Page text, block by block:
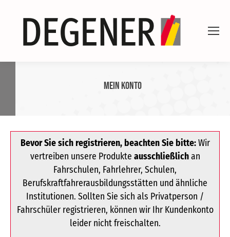
Mein Konto
Bevor Sie sich registrieren, beachten Sie bitte:Wir
vertreiben unsere Produkte ausschließlichan
Fahrschulen, Fahrlehrer, Schulen,
Berufskraftfahrerausbildungsstätten und ähnliche
Institutionen. Sollten Sie sich als Privatperson /
Fahrschüler registrieren, können wir Ihr Kundenkonto
leider nicht freischalten.